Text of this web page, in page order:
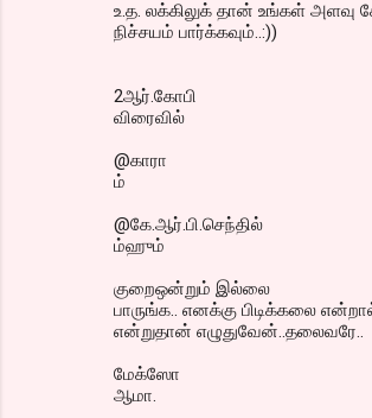
உ.த. லக்கிலுக் தான் உங்கள் அளவு
நிச்சயம் பார்க்கவும்..:))
2ஆர்.கோபி
விரைவில்
@காரா
ம்
@கே.ஆர்.பி.செந்தில்
ம்ஹும்
குறைஒன்றும் இல்லை
பாருங்க.. எனக்கு பிடிக்கலை
என்றுதான் எழுதுவேன்..தலைவரே..
மேக்ஸோ
ஆமா.